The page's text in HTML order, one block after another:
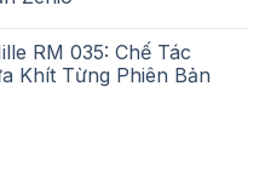
RM 035: Chế Tác
Khít Từng Phiên Bản